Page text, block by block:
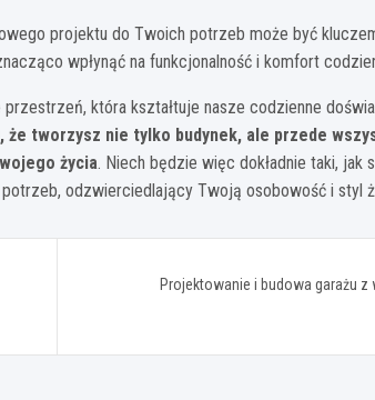
projektu do Twoich potrzeb może być
wpłynąć na funkcjonalność i komfort
która kształtuje nasze codzienne
że tworzysz nie tylko budynek, ale przede
życia. Niech będzie więc dokładnie taki, jak
odzwierciedlający Twoją osobowość i styl
Projektowanie i budowa garażu z